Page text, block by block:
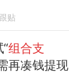
跟贴
组合支
再凑钱提现